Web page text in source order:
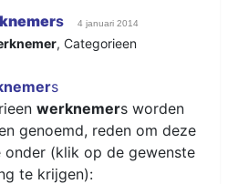
s 4 januari 2014
, Categorieen
s
werknemers worden
genoemd, reden om deze
onder (klik op de gewenste
te krijgen):